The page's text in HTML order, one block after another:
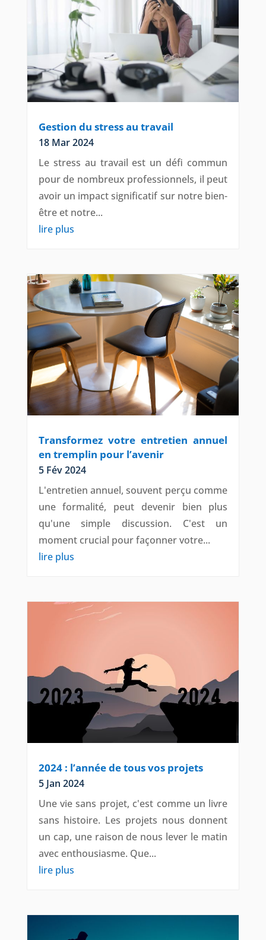
Gestion du stress au travail
18 Mar 2024
Le stress au travail est un défi commun
pour de nombreux professionnels, il peut
avoir un impact significatif sur notre bien-
être et notre...
lire plus
Transformez votre entretien annuel
en tremplin pour l’avenir
5 Fév 2024
L'entretien annuel, souvent perçu comme
une formalité, peut devenir bien plus
qu'une simple discussion. C'est un
moment crucial pour façonner votre...
lire plus
2024 : l’année de tous vos projets
5 Jan 2024
Une vie sans projet, c'est comme un livre
sans histoire. Les projets nous donnent
un cap, une raison de nous lever le matin
avec enthousiasme. Que...
lire plus